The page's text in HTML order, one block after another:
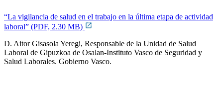
“La vigilancia de salud en el trabajo en la última etapa de actividad
laboral” (PDF, 2.30 MB)
D. Aitor Gisasola Yeregi, Responsable de la Unidad de Salud
Laboral de Gipuzkoa de Osalan-Instituto Vasco de Seguridad y
Salud Laborales. Gobierno Vasco.